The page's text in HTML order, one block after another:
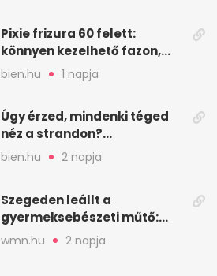
Pixie frizura 60 felett:
könnyen kezelhető fazon,
ami karaktert ad
bien.hu 1 napja
Úgy érzed, mindenki téged
néz a strandon?
Pszichológusok szerint más
áll a háttérben
bien.hu 2 napja
Szegeden leállt a
gyermeksebészeti műtő:
elfogytak a tartalékok
wmn.hu 2 napja